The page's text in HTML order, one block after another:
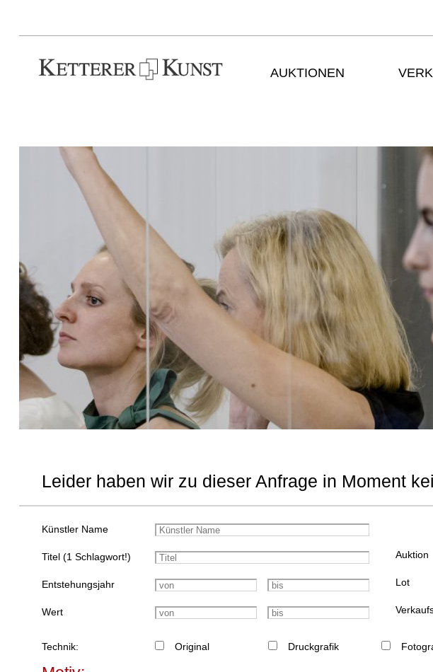
AUKTIONEN
Leider haben wir zu dieser Anfrage in Moment
Künstler Name
Titel (1 Schlagwort!)
Entstehungsjahr
Wert
Auktion
Lot
Technik: Original Druckgrafik